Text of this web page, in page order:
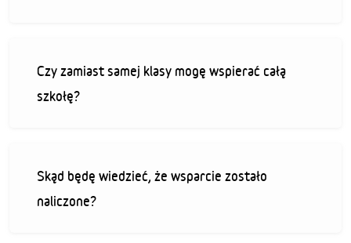
Czy zamiast samej klasy mogę wspierać całą
szkołę?
Skąd będę wiedzieć, że wsparcie zostało
naliczone?